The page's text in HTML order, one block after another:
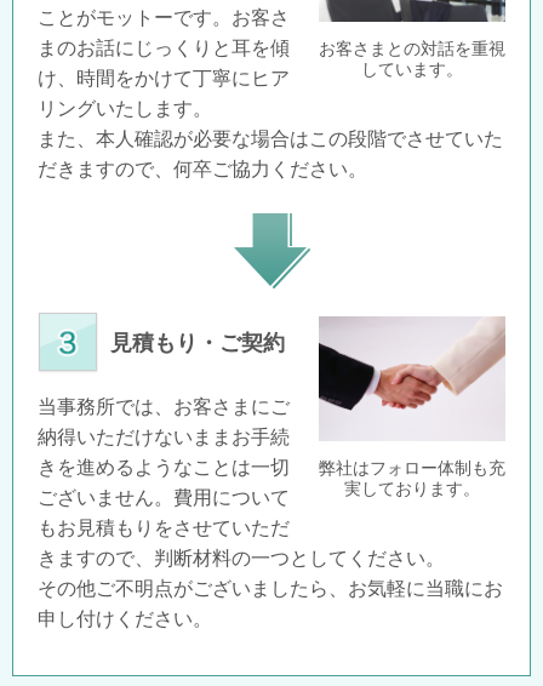
お客さまとの対話を重視
しています。
ことがモットーです。お客さ
まのお話にじっくりと耳を傾
け、時間をかけて丁寧にヒア
リングいたします。
また、本人確認が必要な場合はこの段階でさせていた
だきますので、何卒ご協力ください。
弊社はフォロー体制も充
実しております。
見積もり・ご契約
当事務所では、お客さまにご
納得いただけないままお手続
きを進めるようなことは一切
ございません。費用について
もお見積もりをさせていただ
きますので、判断材料の一つとしてください。
その他ご不明点がございましたら、お気軽に当職にお
申し付けください。